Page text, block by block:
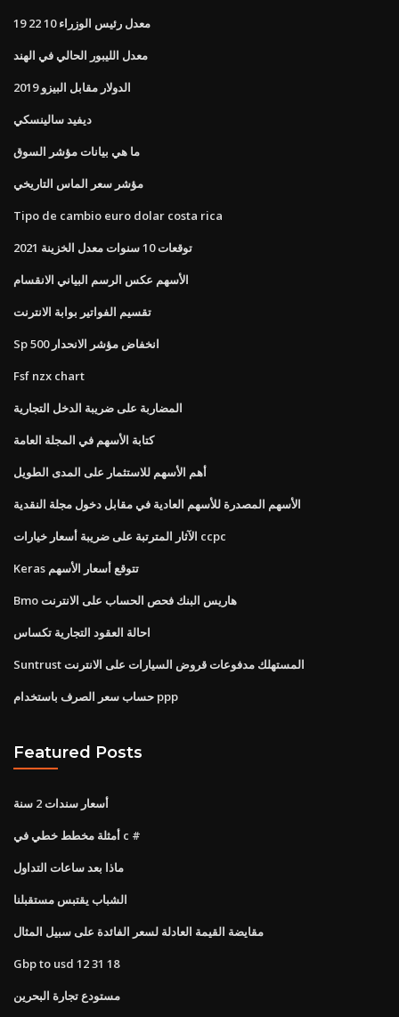
معدل رئيس الوزراء 10 22 19
معدل الليبور الحالي في الهند
الدولار مقابل البيزو 2019
ديفيد سالينسكي
ما هي بيانات مؤشر السوق
مؤشر سعر الماس التاريخي
Tipo de cambio euro dolar costa rica
توقعات 10 سنوات معدل الخزينة 2021
الأسهم عكس الرسم البياني الانقسام
تقسيم الفواتير بوابة الانترنت
Sp 500 انخفاض مؤشر الانحدار
Fsf nzx chart
المضاربة على ضريبة الدخل التجارية
كتابة الأسهم في المجلة العامة
أهم الأسهم للاستثمار على المدى الطويل
الأسهم المصدرة للأسهم العادية في مقابل دخول مجلة النقدية
الآثار المترتبة على ضريبة أسعار خيارات ccpc
Keras تتوقع أسعار الأسهم
Bmo هاريس البنك فحص الحساب على الانترنت
احالة العقود التجارية تكساس
Suntrust المستهلك مدفوعات قروض السيارات على الانترنت
حساب سعر الصرف باستخدام ppp
Featured Posts
أسعار سندات 2 سنة
أمثلة مخطط خطي في c #
ماذا بعد ساعات التداول
الشباب يقتبس مستقبلنا
مقايضة القيمة العادلة لسعر الفائدة على سبيل المثال
Gbp to usd 12 31 18
مستودع تجارة البحرين